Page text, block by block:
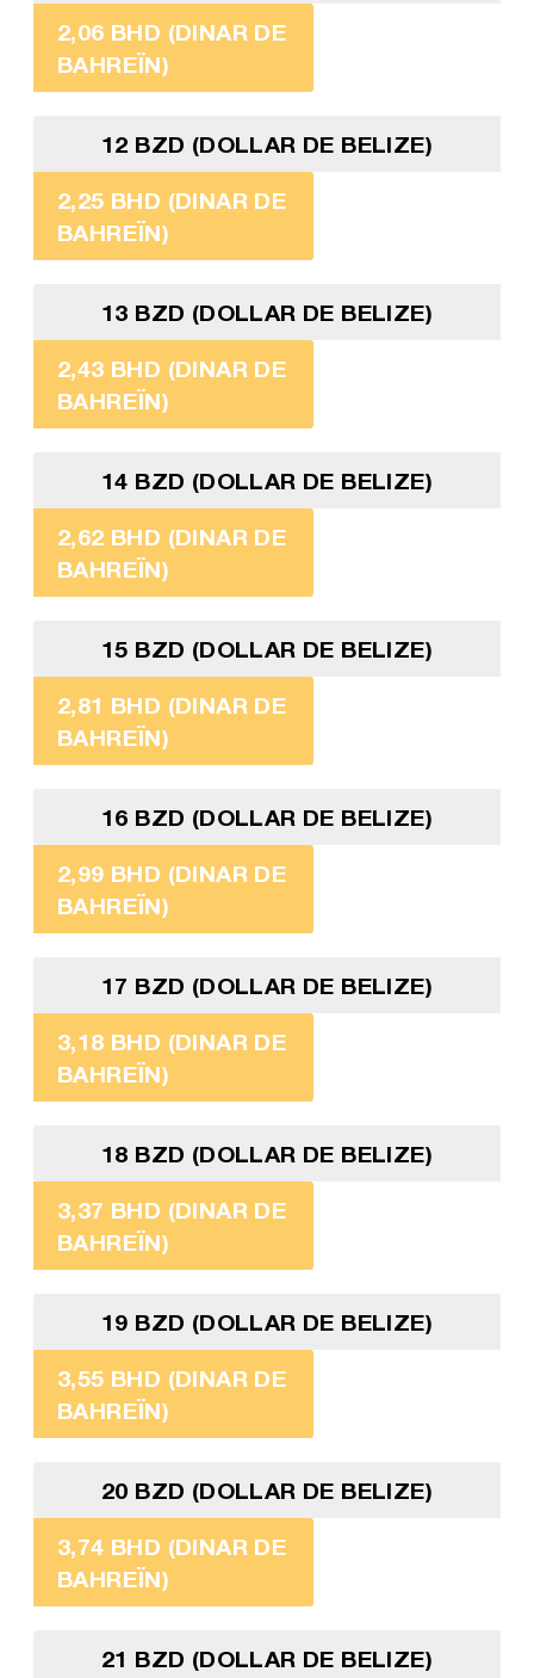
2,06 BHD (DINAR DE
BAHREÏN)
12 BZD (DOLLAR DE BELIZE)
2,25 BHD (DINAR DE
BAHREÏN)
13 BZD (DOLLAR DE BELIZE)
2,43 BHD (DINAR DE
BAHREÏN)
14 BZD (DOLLAR DE BELIZE)
2,62 BHD (DINAR DE
BAHREÏN)
15 BZD (DOLLAR DE BELIZE)
2,81 BHD (DINAR DE
BAHREÏN)
16 BZD (DOLLAR DE BELIZE)
2,99 BHD (DINAR DE
BAHREÏN)
17 BZD (DOLLAR DE BELIZE)
3,18 BHD (DINAR DE
BAHREÏN)
18 BZD (DOLLAR DE BELIZE)
3,37 BHD (DINAR DE
BAHREÏN)
19 BZD (DOLLAR DE BELIZE)
3,55 BHD (DINAR DE
BAHREÏN)
20 BZD (DOLLAR DE BELIZE)
3,74 BHD (DINAR DE
BAHREÏN)
21 BZD (DOLLAR DE BELIZE)